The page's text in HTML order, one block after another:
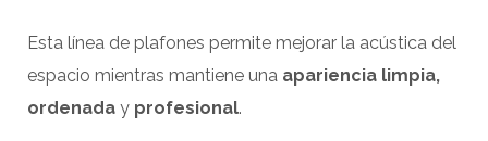
Esta línea de plafones permite mejorar la acústica del
espacio mientras mantiene una apariencia limpia,
ordenada y profesional.